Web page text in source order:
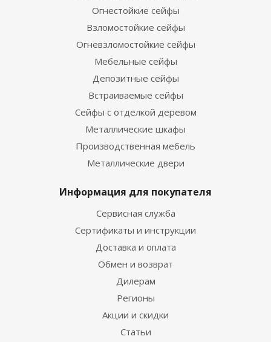
Огнестойкие сейфы
Взломостойкие сейфы
Огневзломостойкие сейфы
Мебельные сейфы
Депозитные сейфы
Встраиваемые сейфы
Сейфы с отделкой деревом
Металлические шкафы
Производственная мебель
Металлические двери
Информация для покупателя
Сервисная служба
Сертификаты и инструкции
Доставка и оплата
Обмен и возврат
Дилерам
Регионы
Акции и скидки
Статьи